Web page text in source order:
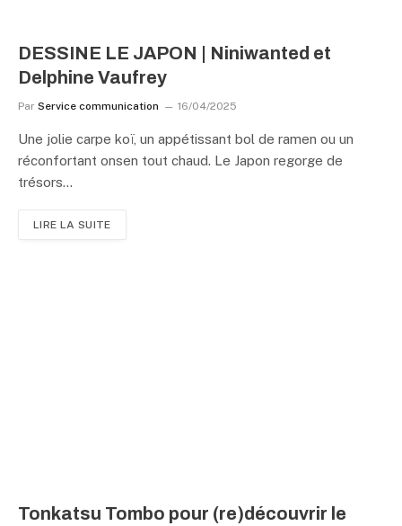
DESSINE LE JAPON | Niniwanted et
Delphine Vaufrey
Par Service communication 16/04/2025
Une jolie carpe koï, un appétissant bol de ramen ou un
réconfortant onsen tout chaud. Le Japon regorge de
trésors…
LIRE LA SUITE
Tonkatsu Tombo pour (re)découvrir le